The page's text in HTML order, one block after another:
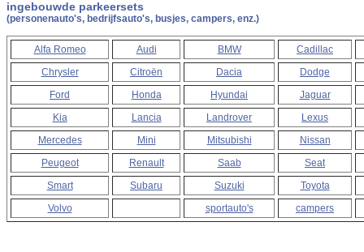
ingebouwde parkeersets
(personenauto's, bedrijfsauto's, busjes, campers, enz.)
Alfa Romeo Audi BMW
Cadillac
Chrysler
Citroën Dacia
Dodge
Ford
Honda Hyundai
Jaguar
Kia
Lancia Landrover
Lexus
Mercedes
Mini Mitsubishi
Nissan
Peugeot
Renault Saab
Seat
Smart
Subaru Suzuki
Toyota
Volvo
sportauto's campers